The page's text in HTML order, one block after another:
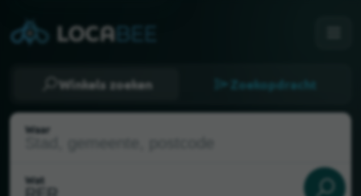
Winkels zoeken Zoekopdracht
Waar
Wat